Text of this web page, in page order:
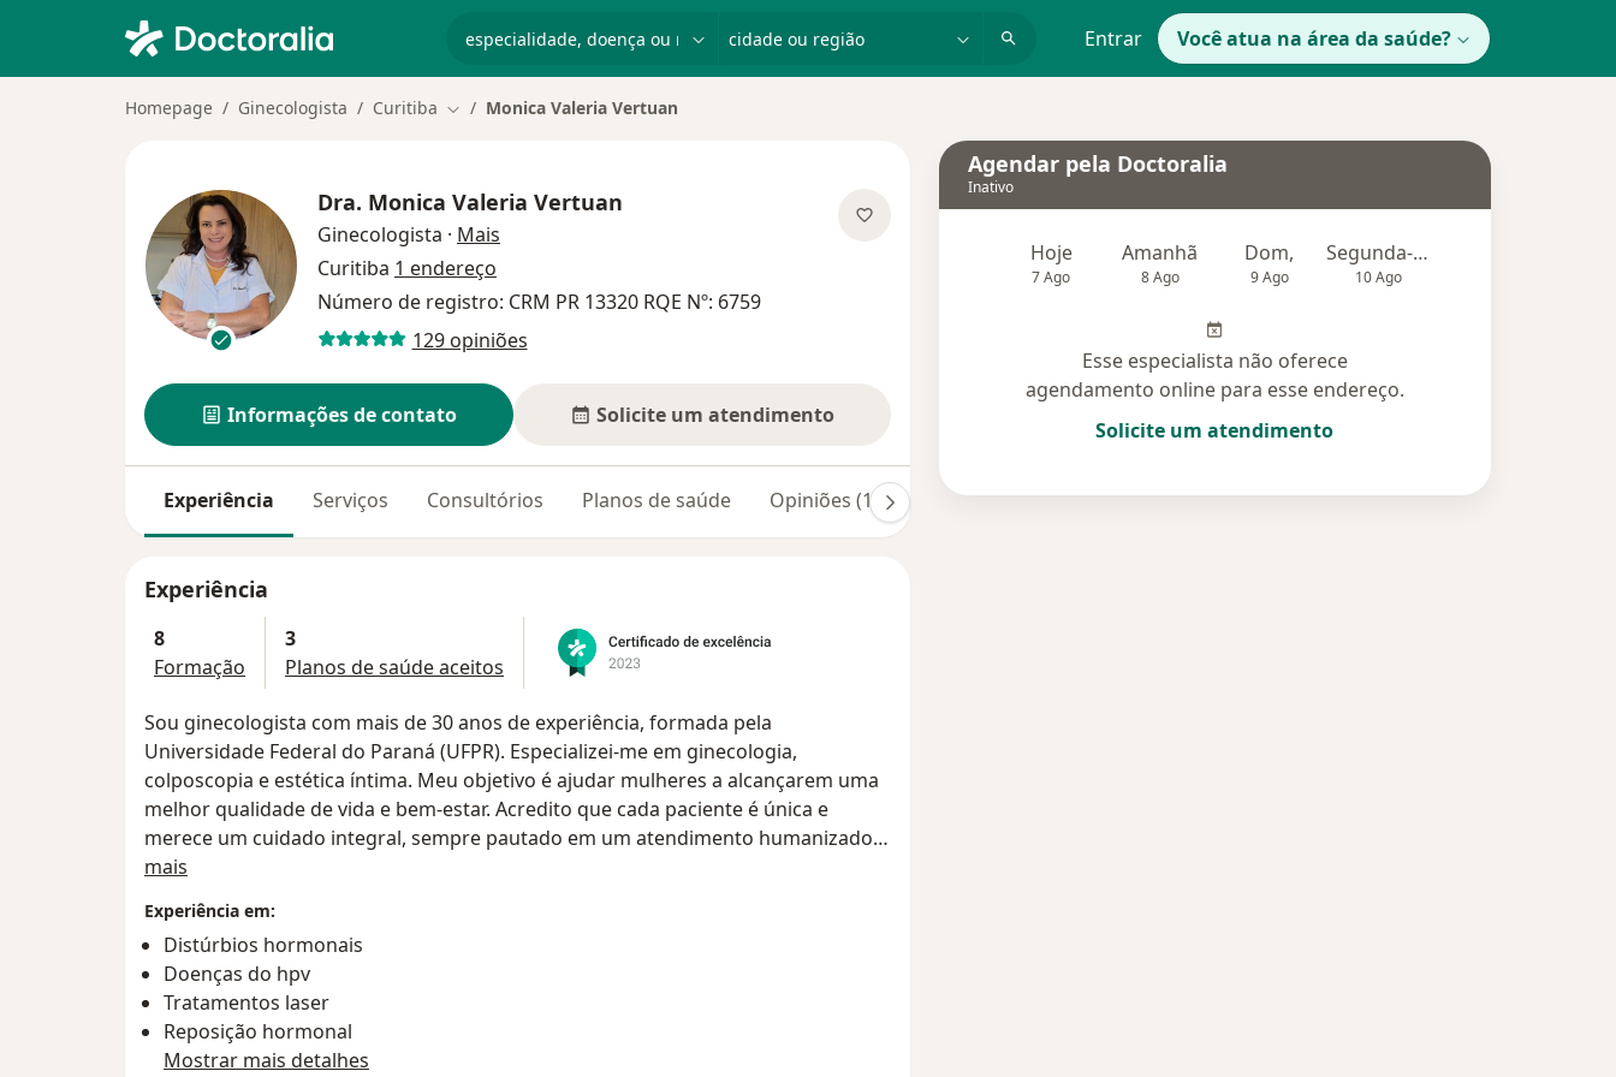
Entrar Você atua na área da saúde?
Homepage Ginecologista Curitiba Mudar de cidade
Monica Valeria Vertuan
Dra. Monica Valeria Vertuan
Ginecologista · Mais
Curitiba 1 endereço
Número de registro: CRM PR 13320 RQE Nº: 6759
129 opiniões
Informações de contato Solicite um atendimento
Experiência Serviços Consultórios Planos de saúde Opiniões (129)
Experiência
8
Formação
3
Planos de saúde aceitos
Sou ginecologista com mais de 30 anos de experiência, formada pela
Universidade Federal do Paraná (UFPR). Especializei-me em ginecologia,
colposcopia e estética íntima. Meu objetivo é ajudar mulheres a alcançarem uma
melhor qualidade de vida e bem-estar. Acredito que cada paciente é única e
merece um cuidado integral, sempre pautado em um atendimento humanizado.
Para garantir que ofereço o melhor tratamento, procuro manter-me atualizada,
participando ativamente de congressos e cursos, buscando as mais recentes
inovações e avanços na área médica.
Atendo pacientes de todas as idades, desde adolescentes até mulheres mais
maduras. Minha abordagem vai desde orientações sobre anticoncepção para
pacientes mais jovens até o acompanhamento especializado de mulheres na
mais
Experiência em:
Distúrbios hormonais
Doenças do hpv
Tratamentos laser
Reposição hormonal
Mostrar mais detalhes
Agendar pela Doctoralia
Inativo
Hoje
7 Ago
Amanhã
8 Ago
Dom,
9 Ago
Segunda-feira
10 Ago
Esse especialista não oferece
agendamento online para esse endereço.
Solicite um atendimento